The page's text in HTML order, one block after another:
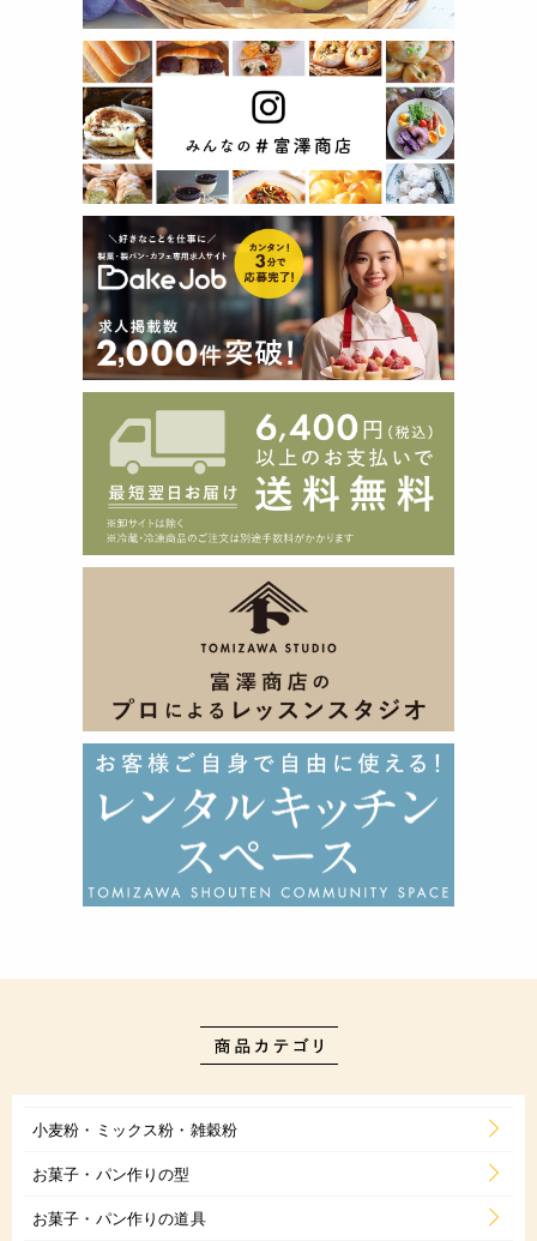
小麦粉・ミックス粉・雑穀粉
お菓子・パン作りの型
お菓子・パン作りの道具